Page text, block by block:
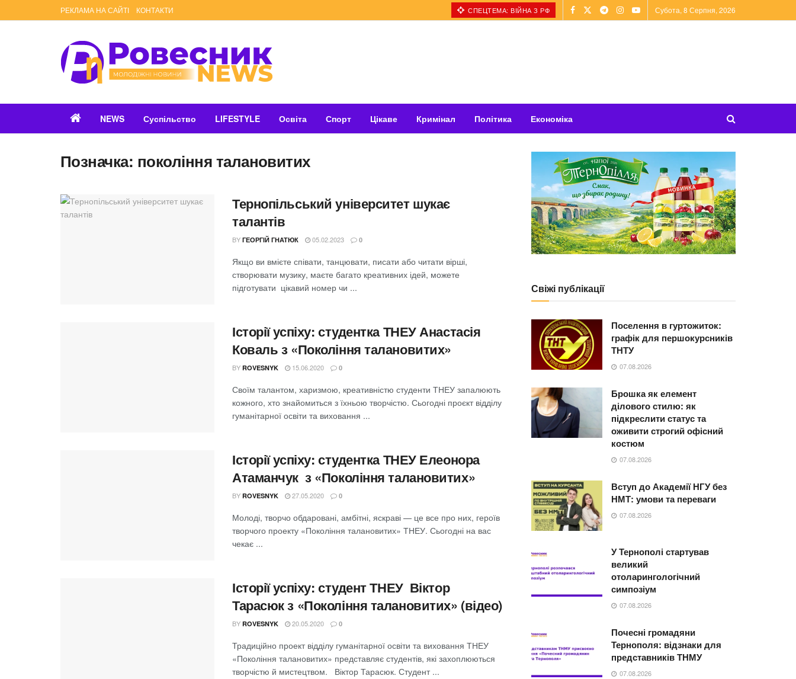
РЕКЛАМА НА САЙТІ КОНТАКТИ СПЕЦТЕМА: ВІЙНА З РФ Субота, 8 Серпня, 2026
NEWS Суспільство LIFESTYLE Освіта Спорт Цікаве Кримінал Політика Економіка
Позначка: покоління талановитих
Тернопільський університет шукає
талантів
BY ГЕОРГІЙ ГНАТЮК 05.02.2023 0
Якщо ви вмієте співати, танцювати, писати або читати вірші,
створювати музику, маєте багато креативних ідей, можете
підготувати цікавий номер чи ...
Історії успіху: студентка ТНЕУ Анастасія
Коваль з «Покоління талановитих»
BY ROVESNYK 15.06.2020 0
Своїм талантом, харизмою, креативністю студенти ТНЕУ запалюють
кожного, хто знайомиться з їхньою творчістю. Сьогодні проєкт відділу
гуманітарної освіти та виховання ...
Історії успіху: студентка ТНЕУ Елеонора
Атаманчук з «Покоління талановитих»
BY ROVESNYK 27.05.2020 0
Молоді, творчо обдаровані, амбітні, яскраві — це все про них, героїв
творчого проекту «Покоління талановитих» ТНЕУ. Сьогодні на вас
чекає ...
Історії успіху: студент ТНЕУ Віктор
Тарасюк з «Покоління талановитих» (відео)
BY ROVESNYK 20.05.2020 0
Традиційно проект відділу гуманітарної освіти та виховання ТНЕУ
«Покоління талановитих» представляє студентів, які захоплюються
творчістю й мистецтвом. Віктор Тарасюк. Студент ...
Свіжі публікації
Поселення в гуртожиток:
графік для першокурсників
ТНТУ
07.08.2026
Брошка як елемент
ділового стилю: як
підкреслити статус та
оживити строгий офісний
костюм
07.08.2026
Вступ до Академії НГУ без
НМТ: умови та переваги
07.08.2026
У Тернополі стартував
великий
отоларингологічний
симпозіум
07.08.2026
Почесні громадяни
Тернополя: відзнаки для
представників ТНМУ
07.08.2026